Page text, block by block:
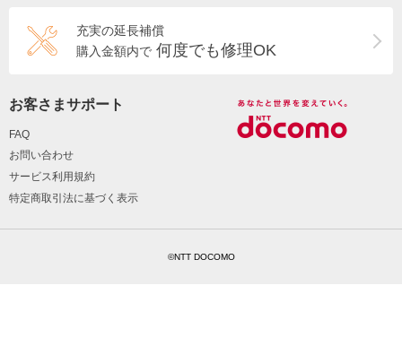
充実の延長補償
購入金額内で 何度でも修理OK
お客さまサポート
FAQ
お問い合わせ
サービス利用規約
特定商取引法に基づく表示
©NTT DOCOMO